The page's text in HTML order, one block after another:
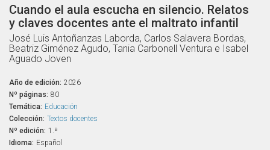
Cuando el aula escucha en silencio. Relatos
y claves docentes ante el maltrato infantil
José Luis Antoñanzas Laborda, Carlos Salavera Bordas,
Beatriz Giménez Agudo, Tania Carbonell Ventura e Isabel
Aguado Joven
Año de edición: 2026
Nº páginas: 80
Temática: Educación
Colección: Textos docentes
Nº edición: 1.ª
Idioma: Español